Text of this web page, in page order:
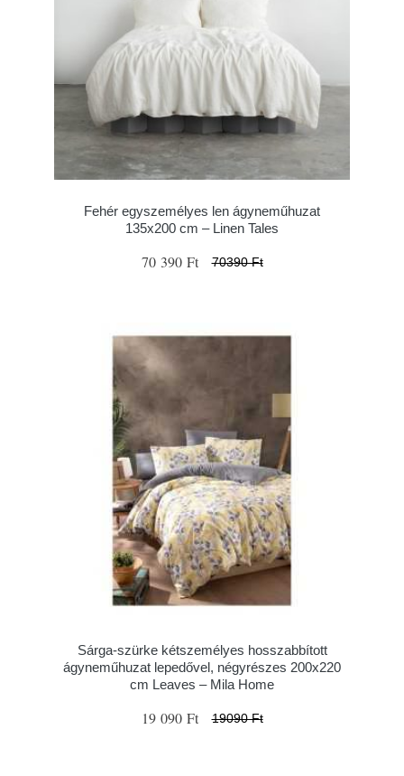
Fehér egyszemélyes len ágyneműhuzat
135x200 cm – Linen Tales
70 390 Ft 70390 Ft
Sárga-szürke kétszemélyes hosszabbított
ágyneműhuzat lepedővel, négyrészes 200x220
cm Leaves – Mila Home
19 090 Ft 19090 Ft